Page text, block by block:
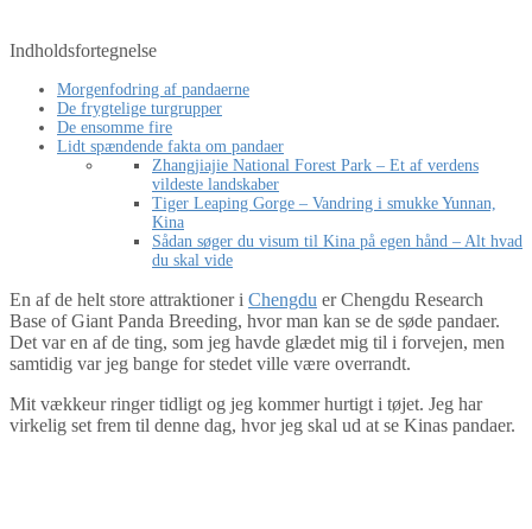
Indholdsfortegnelse
Morgenfodring af pandaerne
De frygtelige turgrupper
De ensomme fire
Lidt spændende fakta om pandaer
Zhangjiajie National Forest Park – Et af verdens
vildeste landskaber
Tiger Leaping Gorge – Vandring i smukke Yunnan,
Kina
Sådan søger du visum til Kina på egen hånd – Alt hvad
du skal vide
En af de helt store attraktioner i Chengdu er Chengdu Research
Base of Giant Panda Breeding, hvor man kan se de søde pandaer.
Det var en af de ting, som jeg havde glædet mig til i forvejen, men
samtidig var jeg bange for stedet ville være overrandt.
Mit vækkeur ringer tidligt og jeg kommer hurtigt i tøjet. Jeg har
virkelig set frem til denne dag, hvor jeg skal ud at se Kinas pandaer.